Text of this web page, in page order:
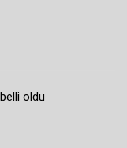
oldu